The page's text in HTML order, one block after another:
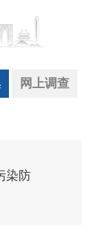
网上调查
染防